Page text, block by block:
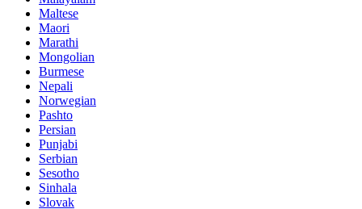
Maltese
Maori
Marathi
Mongolian
Burmese
Nepali
Norwegian
Pashto
Persian
Punjabi
Serbian
Sesotho
Sinhala
Slovak